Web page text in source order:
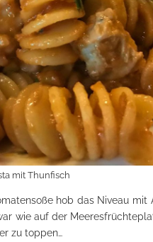
mit Thunfisch
hob das Niveau mit
wie auf der
zu toppen…